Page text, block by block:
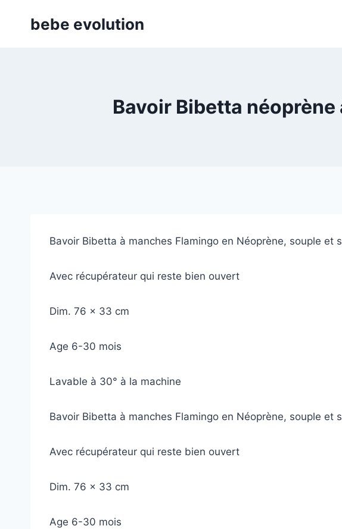
bebe evolution
Bavoir Bibetta
Bavoir Bibetta à manches Flamingo en Néoprène, souple
Avec récupérateur qui reste bien ouvert
Dim. 76 x 33 cm
Age 6-30 mois
Lavable à 30° à la machine
Bavoir Bibetta à manches Flamingo en Néoprène, souple
Avec récupérateur qui reste bien ouvert
Dim. 76 x 33 cm
Age 6-30 mois